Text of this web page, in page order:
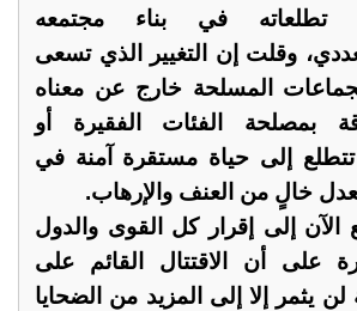
تطلعاته في بناء مجتمعه
وقلت إن التغيير الذي تسعى
المسلحة خارج عن معناه
بمصلحة الفئات الفقيرة أو
تتطلع إلى حياة مستقرة آمنة في
خالٍ من العنف والإرهاب.
إلى إقرار كل القوى والدول
على أن الاقتتال القائم على
لن يثمر إلا إلى المزيد من الضحايا